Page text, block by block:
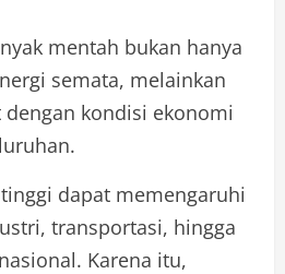
mentah bukan hanya
semata, melainkan
kondisi ekonomi
dapat memengaruhi
transportasi, hingga
Karena itu,